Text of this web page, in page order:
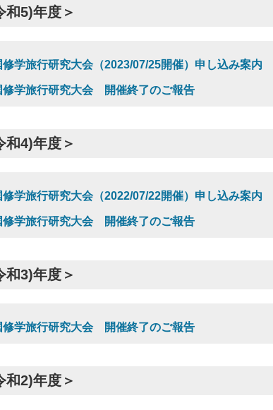
和5)年度＞
学旅行研究大会（2023/07/25開催）申し込み案内
修学旅行研究大会 開催終了のご報告
和4)年度＞
学旅行研究大会（2022/07/22開催）申し込み案内
修学旅行研究大会 開催終了のご報告
和3)年度＞
修学旅行研究大会 開催終了のご報告
和2)年度＞